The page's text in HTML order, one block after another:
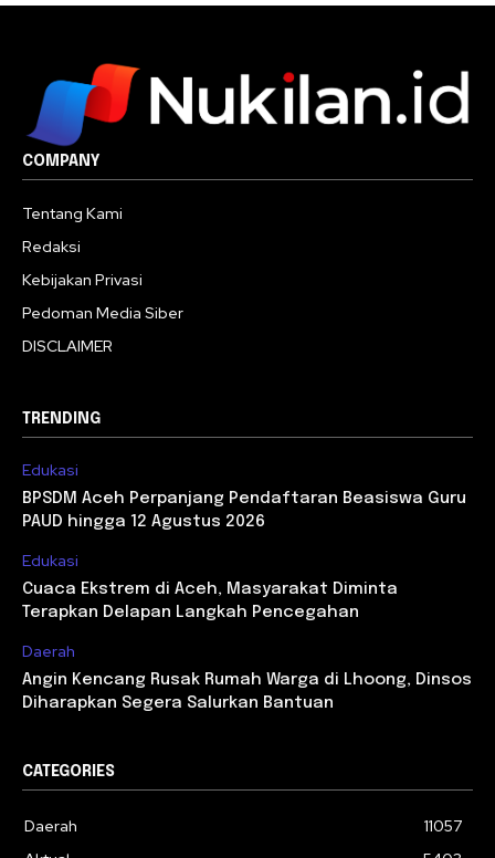
COMPANY
Tentang Kami
Redaksi
Kebijakan Privasi
Pedoman Media Siber
DISCLAIMER
TRENDING
Edukasi
BPSDM Aceh Perpanjang Pendaftaran Beasiswa Guru
PAUD hingga 12 Agustus 2026
Edukasi
Cuaca Ekstrem di Aceh, Masyarakat Diminta
Terapkan Delapan Langkah Pencegahan
Daerah
Angin Kencang Rusak Rumah Warga di Lhoong, Dinsos
Diharapkan Segera Salurkan Bantuan
CATEGORIES
Daerah
11057